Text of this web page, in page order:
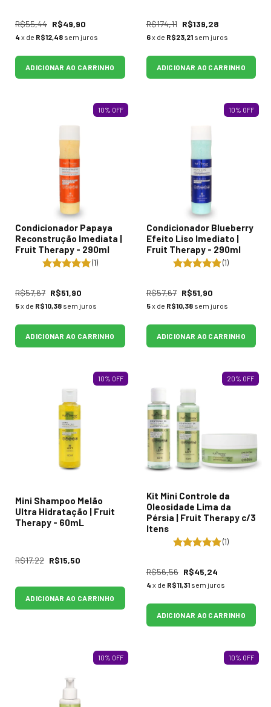
R$55,44 R$49,90
4 x de R$12,48 sem juros
ADICIONAR AO CARRINHO
R$174,11 R$139,28
6x de R$23,21 sem juros
ADICIONAR AO CARRINHO
10% OFF
Condicionador Papaya
Reconstrução Imediata |
Fruit Therapy - 290ml
(1)
R$57,67 R$51,90
5x de R$10,38 sem juros
ADICIONAR AO CARRINHO
10% OFF
Condicionador Blueberry
Efeito Liso Imediato |
Fruit Therapy - 290ml
(1)
R$57,67 R$51,90
5x de R$10,38 sem juros
ADICIONAR AO CARRINHO
10% OFF
Mini Shampoo Melão
Ultra Hidratação | Fruit
Therapy - 60mL
R$17,22 R$15,50
ADICIONAR AO CARRINHO
20% OFF
Kit Mini Controle da
Oleosidade Lima da
Pérsia | Fruit Therapy c/3
Itens
(1)
R$56,56 R$45,24
4 x de R$11,31 sem juros
ADICIONAR AO CARRINHO
10% OFF 10% OFF